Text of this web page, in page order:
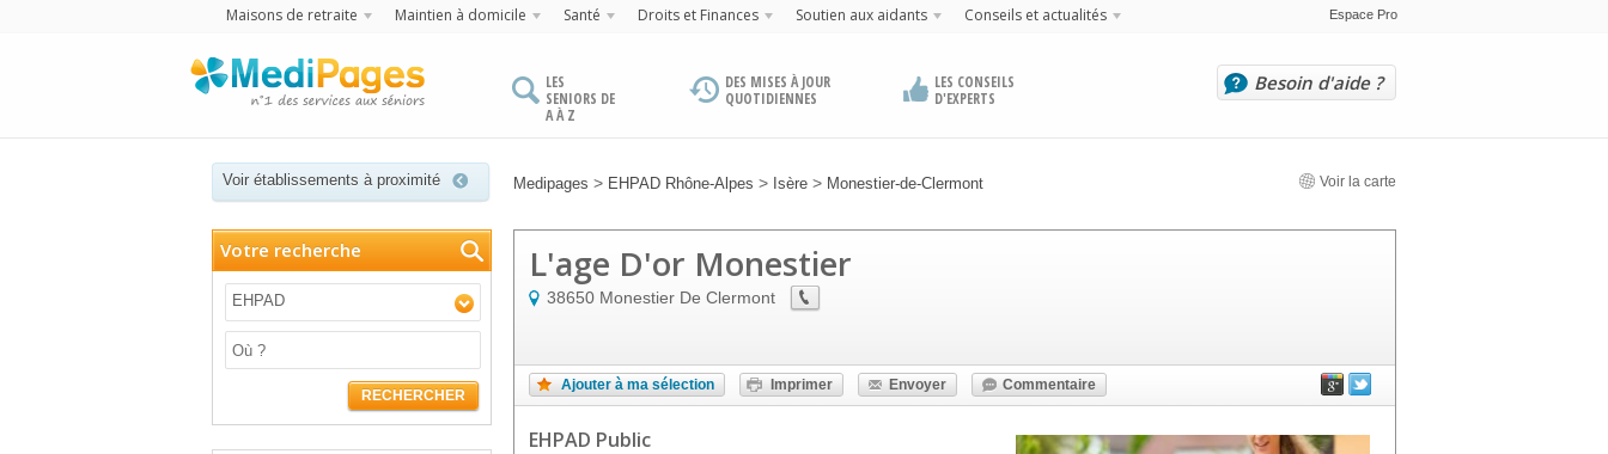
Maisons de retraite Maintien à domicile Santé Droits et Finances Soutien aux aidants Conseils et actualités Espace Pro
LES
SENIORS DE
A À Z
DES MISES À JOUR
QUOTIDIENNES
LES CONSEILS
D'EXPERTS
Besoin d'aide ?
Voir établissements à proximité Medipages > EHPAD Rhône-Alpes > Isère > Monestier-de-Clermont Voir la carte
Votre recherche
EHPAD
RECHERCHER
L'age D'or Monestier
38650 Monestier De Clermont
Ajouter à ma sélection Imprimer Envoyer Commentaire
EHPAD Public